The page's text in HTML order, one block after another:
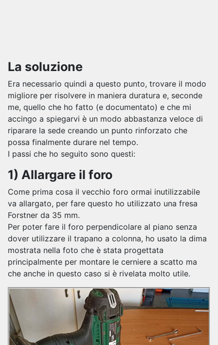
La soluzione
Era necessario quindi a questo punto, trovare il modo
migliore per risolvere in maniera duratura e, seconde
me, quello che ho fatto (e documentato) e che mi
accingo a spiegarvi è un modo abbastanza veloce di
riparare la sede creando un punto rinforzato che
possa finalmente durare nel tempo.
I passi che ho seguito sono questi:
1) Allargare il foro
Come prima cosa il vecchio foro ormai inutilizzabile
va allargato, per fare questo ho utilizzato una fresa
Forstner da 35 mm.
Per poter fare il foro perpendicolare al piano senza
dover utilizzare il trapano a colonna, ho usato la dima
mostrata nella foto che è stata progettata
principalmente per montare le cerniere a scatto ma
che anche in questo caso si è rivelata molto utile.